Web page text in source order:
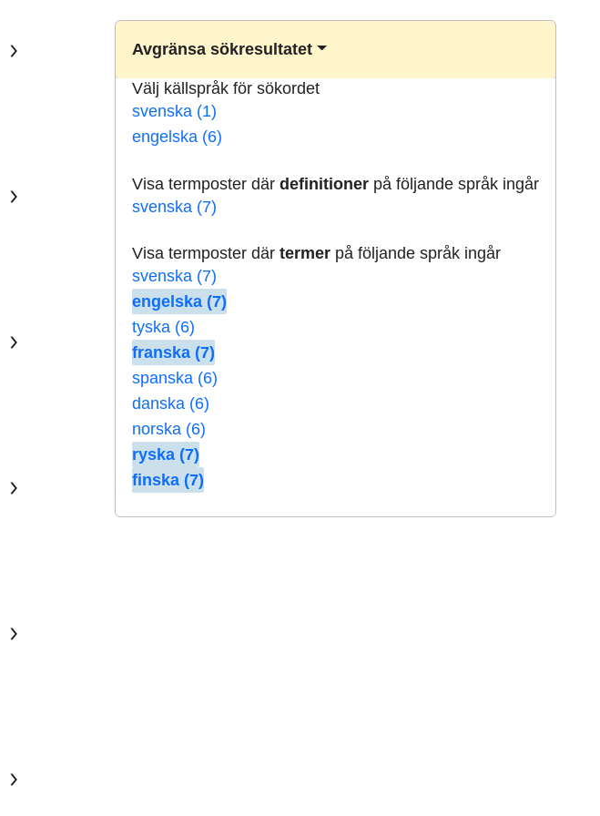
Avgränsa sökresultatet
Välj källspråk för sökordet
svenska (1)
engelska (6)
Visa termposter därdefinitioner på följande språk ingår
svenska (7)
Visa termposter därtermer på följande språk ingår
svenska (7)
engelska (7)
tyska (6)
franska (7)
spanska (6)
danska (6)
norska (6)
ryska (7)
finska (7)